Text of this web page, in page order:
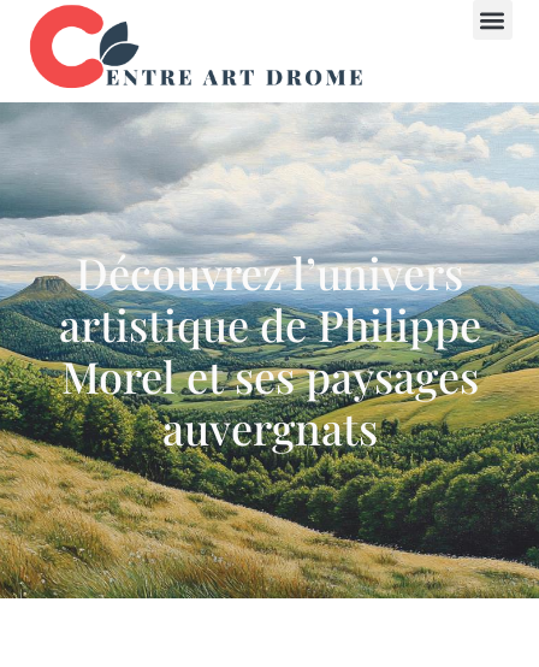
Découvrez l’univers
artistique de Philippe
Morel et ses paysages
auvergnats